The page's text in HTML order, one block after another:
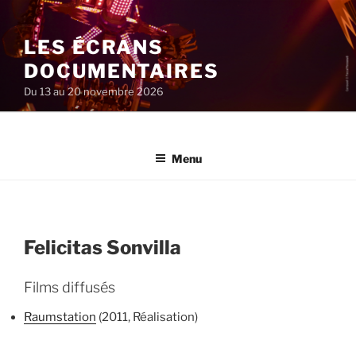
au
contenu
principal
LES ÉCRANS
DOCUMENTAIRES
Du 13 au 20 novembre 2026
Menu
Felicitas Sonvilla
Films diffusés
Raumstation (2011, Réalisation)